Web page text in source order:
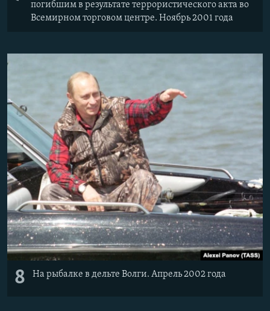
погибшим в результате террористического акта во
Всемирном торговом центре. Ноябрь 2001 года
8 На рыбалке в дельте Волги. Апрель 2002 года